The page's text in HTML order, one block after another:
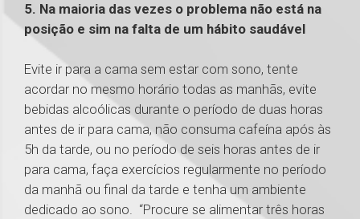
5. Na maioria das vezes o problema não está na
posição e sim na falta de um hábito saudável
Evite ir para a cama sem estar com sono, tente
acordar no mesmo horário todas as manhãs, evite
bebidas alcoólicas durante o período de duas horas
antes de ir para cama, não consuma cafeína após às
5h da tarde, ou no período de seis horas antes de ir
para cama, faça exercícios regularmente no período
da manhã ou final da tarde e tenha um ambiente
dedicado ao sono. “Procure se alimentar três horas